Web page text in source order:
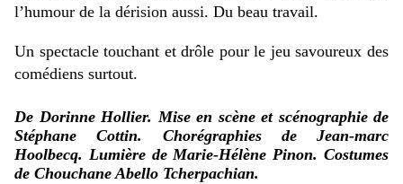
l’humour de la dérision aussi. Du beau travail.
Un spectacle touchant et drôle pour le jeu savoureux des
comédiens surtout.
De Dorinne Hollier. Mise en scène et scénographie de
Stéphane Cottin. Chorégraphies de Jean-marc
Hoolbecq. Lumière de Marie-Hélène Pinon. Costumes
de Chouchane Abello Tcherpachian.